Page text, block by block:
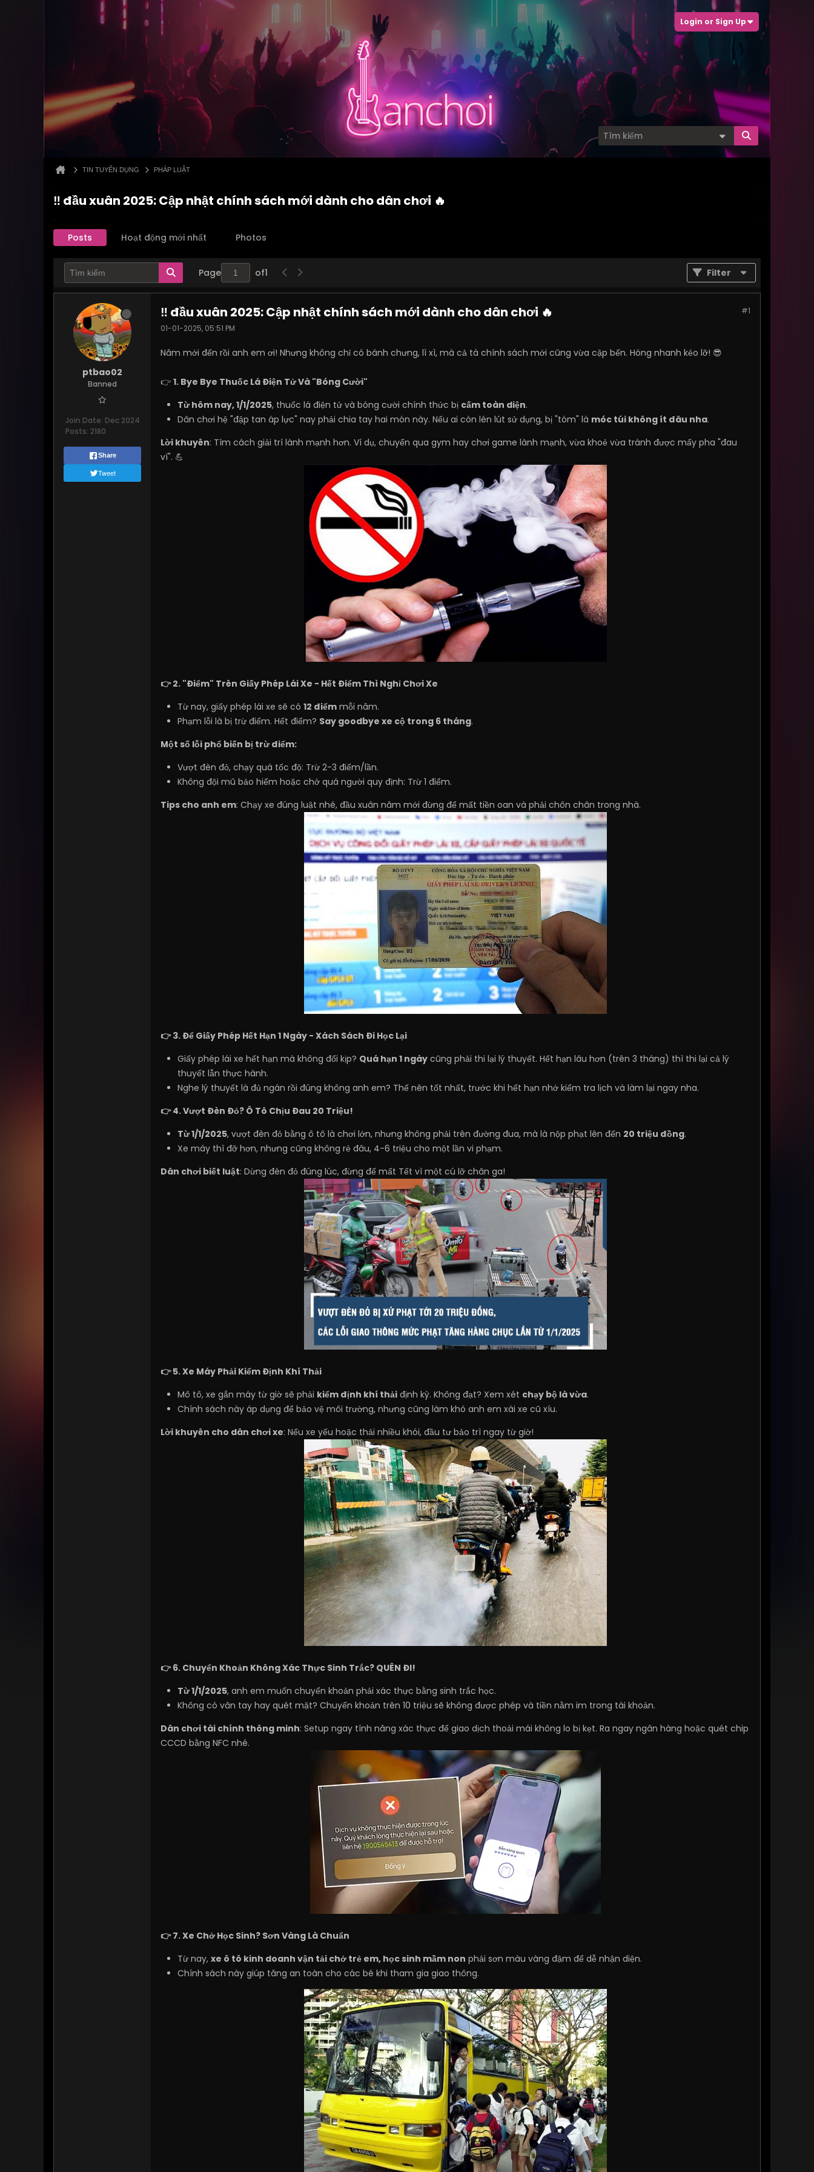
Login or Sign Up
TIN TUYỂN DỤNG PHÁP LUẬT
‼️ đầu xuân 2025: Cập nhật chính sách mới dành cho dân chơi 🔥
Posts Hoạt động mới nhất Photos
Page of1 Filter
ptbao02
Banned
Join Date: Dec 2024
Posts: 2180
Share
Tweet
#1
‼️ đầu xuân 2025: Cập nhật chính sách mới dành cho dân chơi 🔥
01-01-2025, 05:51 PM
Năm mới đến rồi anh em ơi! Nhưng không chỉ có bánh chưng, lì xì, mà cả tá chính sách mới cũng vừa cập bến. Hóng nhanh kẻo lỡ! 😎
👉 1. Bye Bye Thuốc Lá Điện Tử Và "Bóng Cười"
Từ hôm nay, 1/1/2025, thuốc lá điện tử và bóng cười chính thức bị cấm toàn diện.
Dân chơi hệ "đập tan áp lực" nay phải chia tay hai món này. Nếu ai còn lén lút sử dụng, bị "tóm" là móc túi không ít đâu nha.
Lời khuyên: Tìm cách giải trí lành mạnh hơn. Ví dụ, chuyển qua gym hay chơi game lành mạnh, vừa khoẻ vừa tránh được mấy pha "đau
ví". 💪
👉 2. "Điểm" Trên Giấy Phép Lái Xe - Hết Điểm Thì Nghỉ Chơi Xe
Từ nay, giấy phép lái xe sẽ có 12 điểm mỗi năm.
Phạm lỗi là bị trừ điểm. Hết điểm? Say goodbye xe cộ trong 6 tháng.
Một số lỗi phổ biến bị trừ điểm:
Vượt đèn đỏ, chạy quá tốc độ: Trừ 2-3 điểm/lần.
Không đội mũ bảo hiểm hoặc chở quá người quy định: Trừ 1 điểm.
Tips cho anh em: Chạy xe đúng luật nhé, đầu xuân năm mới đừng để mất tiền oan và phải chôn chân trong nhà.
👉 3. Để Giấy Phép Hết Hạn 1 Ngày - Xách Sách Đi Học Lại
Giấy phép lái xe hết hạn mà không đổi kịp? Quá hạn 1 ngày cũng phải thi lại lý thuyết. Hết hạn lâu hơn (trên 3 tháng) thì thi lại cả lý
thuyết lẫn thực hành.
Nghe lý thuyết là đủ ngán rồi đúng không anh em? Thế nên tốt nhất, trước khi hết hạn nhớ kiểm tra lịch và làm lại ngay nha.
👉 4. Vượt Đèn Đỏ? Ô Tô Chịu Đau 20 Triệu!
Từ 1/1/2025, vượt đèn đỏ bằng ô tô là chơi lớn, nhưng không phải trên đường đua, mà là nộp phạt lên đến 20 triệu đồng.
Xe máy thì đỡ hơn, nhưng cũng không rẻ đâu, 4-6 triệu cho một lần vi phạm.
Dân chơi biết luật: Dừng đèn đỏ đúng lúc, đừng để mất Tết vì một cú lỡ chân ga!
👉 5. Xe Máy Phải Kiểm Định Khí Thải
Mô tô, xe gắn máy từ giờ sẽ phải kiểm định khí thải định kỳ. Không đạt? Xem xét chạy bộ là vừa.
Chính sách này áp dụng để bảo vệ môi trường, nhưng cũng làm khó anh em xài xe cũ xíu.
Lời khuyên cho dân chơi xe: Nếu xe yếu hoặc thải nhiều khói, đầu tư bảo trì ngay từ giờ!
👉 6. Chuyển Khoản Không Xác Thực Sinh Trắc? QUÊN ĐI!
Từ 1/1/2025, anh em muốn chuyển khoản phải xác thực bằng sinh trắc học.
Không có vân tay hay quét mặt? Chuyển khoản trên 10 triệu sẽ không được phép và tiền nằm im trong tài khoản.
Dân chơi tài chính thông minh: Setup ngay tính năng xác thực để giao dịch thoải mái không lo bị kẹt. Ra ngay ngân hàng hoặc quét chip
CCCD bằng NFC nhé.
👉 7. Xe Chở Học Sinh? Sơn Vàng Là Chuẩn
Từ nay, xe ô tô kinh doanh vận tải chở trẻ em, học sinh mầm non phải sơn màu vàng đậm để dễ nhận diện.
Chính sách này giúp tăng an toàn cho các bé khi tham gia giao thông.